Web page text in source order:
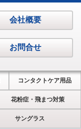
会社概要
お問合せ
コンタクトケア用品
花粉症・飛まつ対策
サングラス